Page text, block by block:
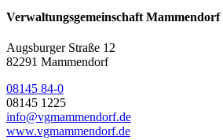
Verwaltungsgemeinschaft Mammendorf
Augsburger Straße 12
82291 Mammendorf
08145 84-0
08145 1225
info@vgmammendorf.de
www.vgmammendorf.de